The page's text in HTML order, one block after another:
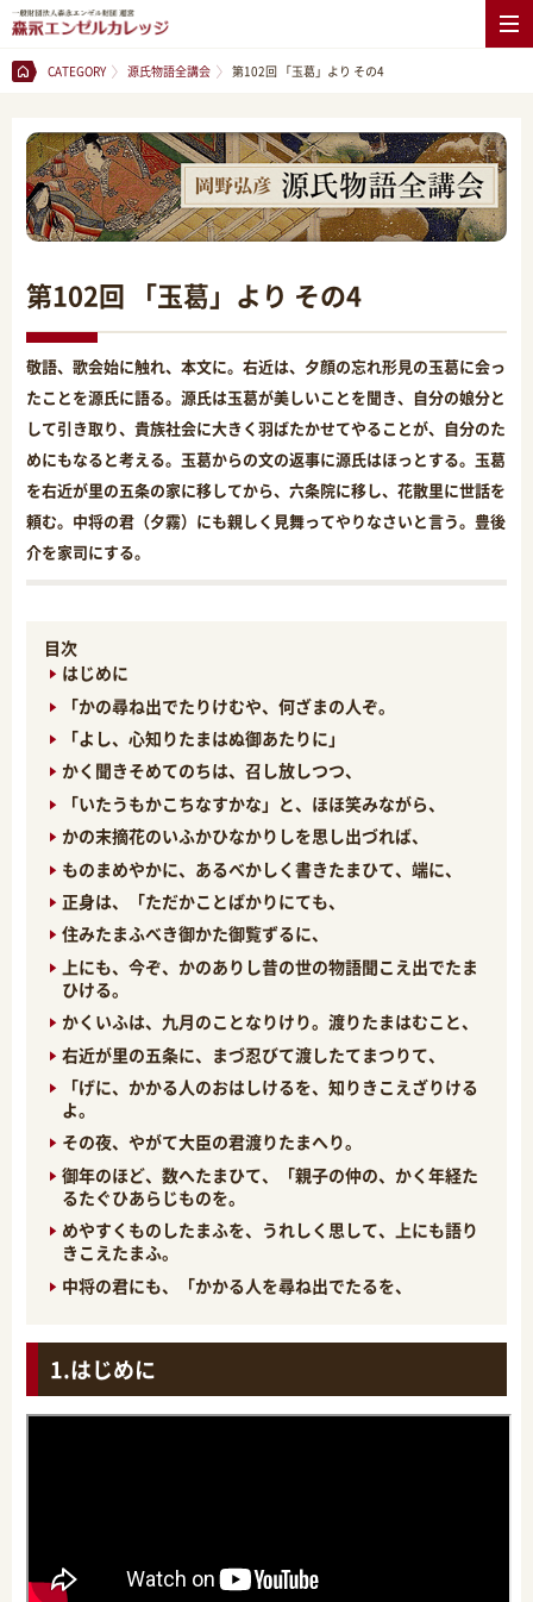
CATEGORY 源氏物語全講会 第102回 「玉葛」より その4
第102回 「玉葛」より その4
敬語、歌会始に触れ、本文に。右近は、夕顔の忘れ形見の玉葛に会っ
たことを源氏に語る。源氏は玉葛が美しいことを聞き、自分の娘分と
して引き取り、貴族社会に大きく羽ばたかせてやることが、自分のた
めにもなると考える。玉葛からの文の返事に源氏はほっとする。玉葛
を右近が里の五条の家に移してから、六条院に移し、花散里に世話を
頼む。中将の君（夕霧）にも親しく見舞ってやりなさいと言う。豊後
介を家司にする。
目次
はじめに
「かの尋ね出でたりけむや、何ざまの人ぞ。
「よし、心知りたまはぬ御あたりに」
かく聞きそめてのちは、召し放しつつ、
「いたうもかこちなすかな」と、ほほ笑みながら、
かの末摘花のいふかひなかりしを思し出づれば、
ものまめやかに、あるべかしく書きたまひて、端に、
正身は、「ただかことばかりにても、
住みたまふべき御かた御覧ずるに、
上にも、今ぞ、かのありし昔の世の物語聞こえ出でたま
ひける。
かくいふは、九月のことなりけり。渡りたまはむこと、
右近が里の五条に、まづ忍びて渡したてまつりて、
「げに、かかる人のおはしけるを、知りきこえざりける
よ。
その夜、やがて大臣の君渡りたまへり。
御年のほど、数へたまひて、「親子の仲の、かく年経た
るたぐひあらじものを。
めやすくものしたまふを、うれしく思して、上にも語り
きこえたまふ。
中将の君にも、「かかる人を尋ね出でたるを、
はじめに